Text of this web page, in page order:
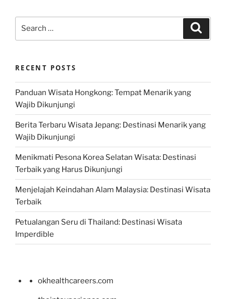
RECENT POSTS
Panduan Wisata Hongkong: Tempat Menarik yang
Wajib Dikunjungi
Berita Terbaru Wisata Jepang: Destinasi Menarik yang
Wajib Dikunjungi
Menikmati Pesona Korea Selatan Wisata: Destinasi
Terbaik yang Harus Dikunjungi
Menjelajah Keindahan Alam Malaysia: Destinasi Wisata
Terbaik
Petualangan Seru di Thailand: Destinasi Wisata
Imperdible
okhealthcareers.com